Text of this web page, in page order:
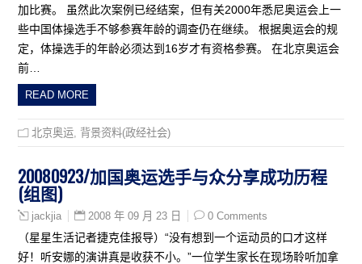
加比赛。 虽然此次案例已经结案，但有关2000年悉尼奥运会上一
些中国体操选手不够参赛年龄的调查仍在继续。 根据奥运会的规
定，体操选手的年龄必须达到16岁才有资格参赛。 在北京奥运会
前…
READ MORE
北京奥运 背景资料(政经社会)
20080923/加国奥运选手与众分享成功历程
(组图)
jackjia 2008 年 09 月 23 日 0 Comments
（星星生活记者捷克佳报导）“没有想到一个运动员的口才这样
好！听安娜的演讲真是收获不小。”一位学生家长在现场聆听加拿